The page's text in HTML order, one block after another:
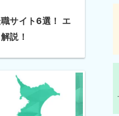
サイト6選！ エ
説！